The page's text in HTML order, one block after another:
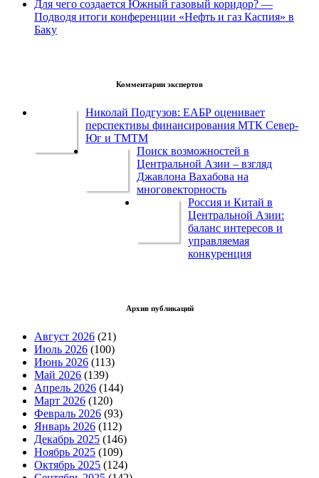
Для чего создается Южный газовый коридор? —
Подводя итоги конференции «Нефть и газ Каспия» в
Баку
Комментарии экспертов
Николай Подгузов: ЕАБР оценивает
перспективы финансирования МТК Север-
Юг и ТМТМ
Поиск возможностей в
Центральной Азии – взгляд
Джавлона Вахабова на
многовекторность
Россия и Китай в
Центральной Азии:
баланс интересов и
управляемая
конкуренция
Архив публикаций
Август 2026 (21)
Июль 2026 (100)
Июнь 2026 (113)
Май 2026 (139)
Апрель 2026 (144)
Март 2026 (120)
Февраль 2026 (93)
Январь 2026 (112)
Декабрь 2025 (146)
Ноябрь 2025 (109)
Октябрь 2025 (124)